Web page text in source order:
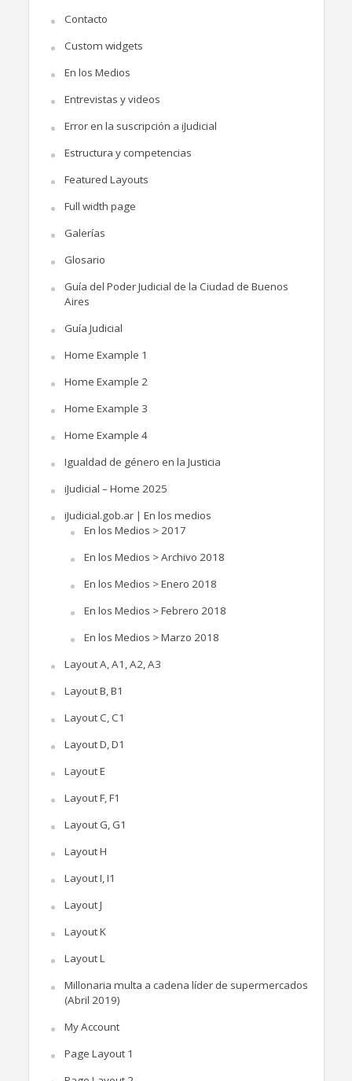
Contacto
Custom widgets
En los Medios
Entrevistas y videos
Error en la suscripción a iJudicial
Estructura y competencias
Featured Layouts
Full width page
Galerías
Glosario
Guía del Poder Judicial de la Ciudad de Buenos
Aires
Guía Judicial
Home Example 1
Home Example 2
Home Example 3
Home Example 4
Igualdad de género en la Justicia
iJudicial – Home 2025
iJudicial.gob.ar | En los medios
En los Medios > 2017
En los Medios > Archivo 2018
En los Medios > Enero 2018
En los Medios > Febrero 2018
En los Medios > Marzo 2018
Layout A, A1, A2, A3
Layout B, B1
Layout C, C1
Layout D, D1
Layout E
Layout F, F1
Layout G, G1
Layout H
Layout I, I1
Layout J
Layout K
Layout L
Millonaria multa a cadena líder de supermercados
(Abril 2019)
My Account
Page Layout 1